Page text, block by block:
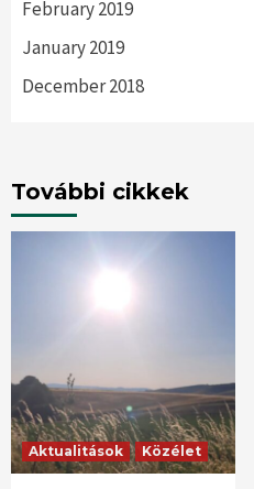
February 2019
January 2019
December 2018
További cikkek
Aktualitások Közélet